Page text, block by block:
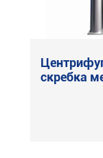
скребка